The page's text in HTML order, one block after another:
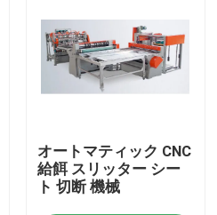
オートマティック CNC
給餌 スリッター シー
ト 切断 機械